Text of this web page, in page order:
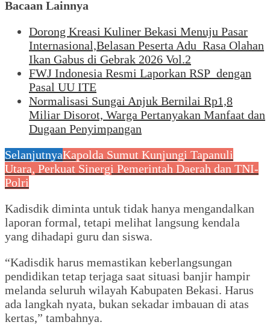
Bacaan Lainnya
Dorong Kreasi Kuliner Bekasi Menuju Pasar
Internasional,Belasan Peserta Adu Rasa Olahan
Ikan Gabus di Gebrak 2026 Vol.2
FWJ Indonesia Resmi Laporkan RSP dengan
Pasal UU ITE
Normalisasi Sungai Anjuk Bernilai Rp1,8
Miliar Disorot, Warga Pertanyakan Manfaat dan
Dugaan Penyimpangan
SelanjutnyaKapolda Sumut Kunjungi Tapanuli
Utara, Perkuat Sinergi Pemerintah Daerah dan TNI-
Polri
Kadisdik diminta untuk tidak hanya mengandalkan
laporan formal, tetapi melihat langsung kendala
yang dihadapi guru dan siswa.
“Kadisdik harus memastikan keberlangsungan
pendidikan tetap terjaga saat situasi banjir hampir
melanda seluruh wilayah Kabupaten Bekasi. Harus
ada langkah nyata, bukan sekadar imbauan di atas
kertas,” tambahnya.